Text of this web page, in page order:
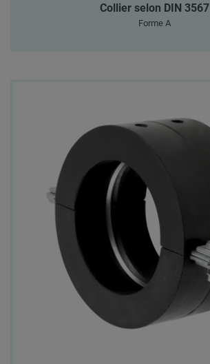
Collier selon DIN 3567
Forme A